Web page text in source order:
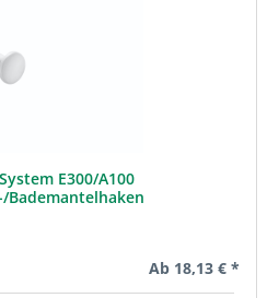
E300/A100
Bademantelhaken
Regulärer Preis:
Ab 18,13 € *